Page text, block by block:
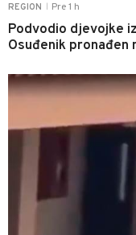
REGION Pre 1 h
Podvodio djevojke
Osuđenik pronađen